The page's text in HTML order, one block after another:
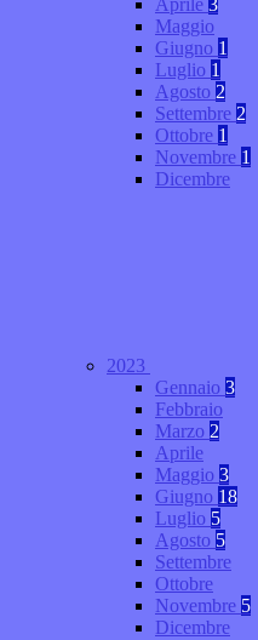
Aprile 3
Maggio
Giugno 1
Luglio 1
Agosto 2
Settembre 2
Ottobre 1
Novembre 1
Dicembre
2023
Gennaio 3
Febbraio
Marzo 2
Aprile
Maggio 3
Giugno 18
Luglio 5
Agosto 5
Settembre
Ottobre
Novembre 5
Dicembre